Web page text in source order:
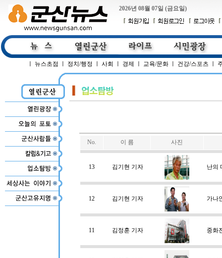
2026년 08월 07일 (금요일)
뉴스초점 정치/행정 사회 경제 교육/문화 건강/스포츠
No. 이 름 사진
13 김기현 기자 난의
12 김기현 기자 가나
11 김정훈 기자 중화